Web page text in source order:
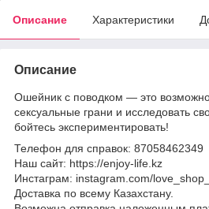
Описание Характеристики
Описание
Ошейник с поводком — это
сексуальные грани и исследовать
бойтесь экспериментировать!
Телефон для справок: 87058462349
Наш сайт: https://enjoy-life.kz
Инстаграм: instagram.com/
Доставка по всему Казахстану.